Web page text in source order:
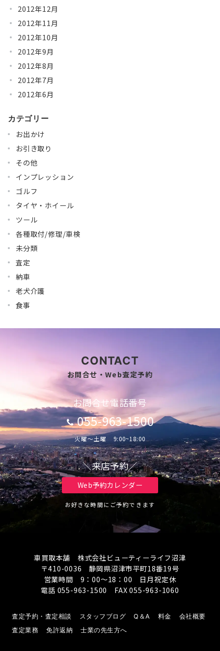
2012年12月
2012年11月
2012年10月
2012年9月
2012年8月
2012年7月
2012年6月
カテゴリー
お出かけ
お引き取り
その他
インプレッション
ゴルフ
タイヤ・ホイール
ツール
各種取付/修理/車検
未分類
査定
納車
老犬介護
食事
CONTACT
お問合せ・Web査定予約
お問合せ電話番号
055-963-1500
火曜～土曜 9:00~18:00
＼来店予約／
Web予約カレンダー
お好きな時間にご予約できます
車買取本舗 株式会社ビューティーライフ沼津
〒410-0036 静岡県沼津市平町18番19号
営業時間 9：00～18：00 日月祝定休
電話 055-963-1500 FAX 055-963-1060
査定予約・査定相談 スタッフブログ Q＆A 料金
会社概要
査定業務
免許返納 士業の先生方へ